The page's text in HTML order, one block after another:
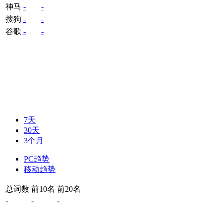
神马 -
-
搜狗 -
-
谷歌 - -
7天
30天
3个月
PC趋势
移动趋势
总词数 前10名 前20名
-
- -